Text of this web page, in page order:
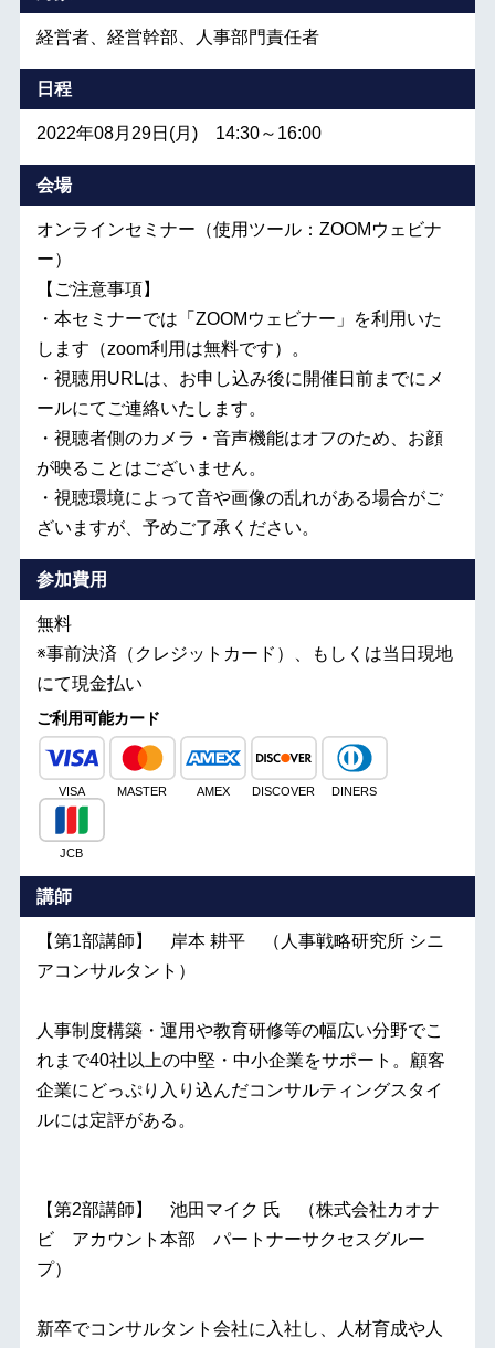
経営者、経営幹部、人事部門責任者
日程
2022年08月29日(月) 14:30～16:00
会場
オンラインセミナー（使用ツール：ZOOMウェビナ
ー）
【ご注意事項】
・本セミナーでは「ZOOMウェビナー」を利用いた
します（zoom利用は無料です）。
・視聴用URLは、お申し込み後に開催日前までにメ
ールにてご連絡いたします。
・視聴者側のカメラ・音声機能はオフのため、お顔
が映ることはございません。
・視聴環境によって音や画像の乱れがある場合がご
ざいますが、予めご了承ください。
参加費用
無料
※事前決済（クレジットカード）、もしくは当日現地
にて現金払い
ご利用可能カード
VISA MASTER AMEX DISCOVER DINERS
JCB
講師
【第1部講師】 岸本 耕平 （人事戦略研究所 シニ
アコンサルタント）
人事制度構築・運用や教育研修等の幅広い分野でこ
れまで40社以上の中堅・中小企業をサポート。顧客
企業にどっぷり入り込んだコンサルティングスタイ
ルには定評がある。
【第2部講師】 池田マイク 氏 （株式会社カオナ
ビ アカウント本部 パートナーサクセスグルー
プ）
新卒でコンサルタント会社に入社し、人材育成や人